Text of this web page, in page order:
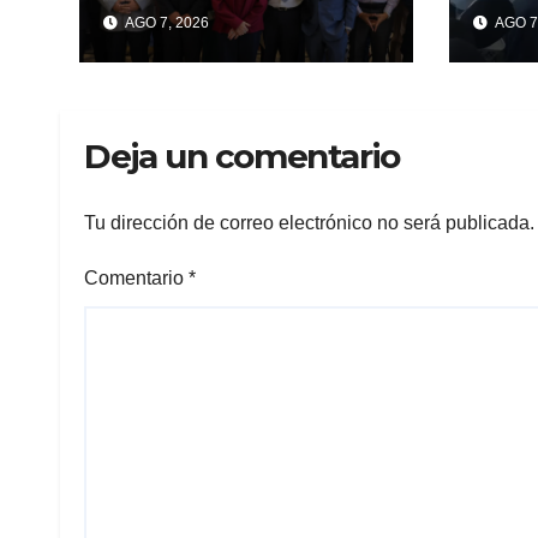
“Morelos Despega”
para fortalecer el
Aeropuerto
desarrollo
AGO 7, 2026 AGO
Deja un comentario
Tu dirección de correo electrónico no será publicada.
Comentario *